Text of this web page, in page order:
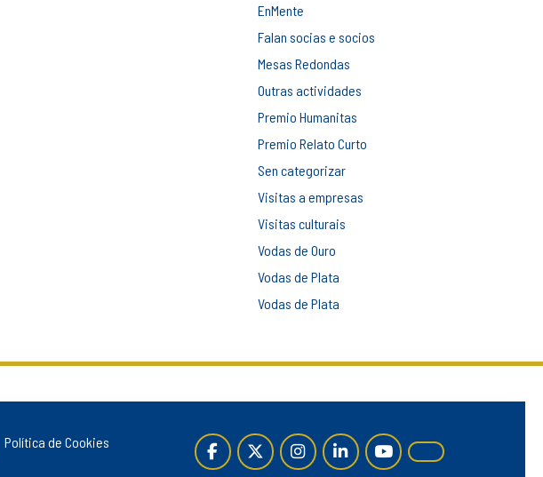
EnMente
Falan socias e socios
Mesas Redondas
Outras actividades
Premio Humanitas
Premio Relato Curto
Sen categorizar
Visitas a empresas
Visitas culturais
Vodas de Ouro
Vodas de Plata
Vodas de Plata
Política de Cookies